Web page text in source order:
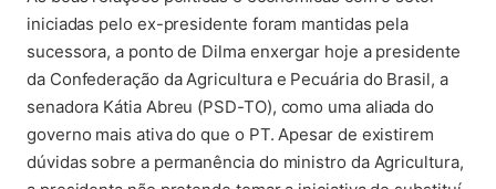
iniciadas pelo ex-presidente foram mantidas pela
sucessora, a ponto de Dilma enxergar hoje a presidente
da Confederação da Agricultura e Pecuária do Brasil, a
senadora Kátia Abreu (PSD-TO), como uma aliada do
governo mais ativa do que o PT. Apesar de existirem
dúvidas sobre a permanência do ministro da Agricultura,